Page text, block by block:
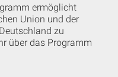
ermöglicht
Union und der
zu
über das Programm